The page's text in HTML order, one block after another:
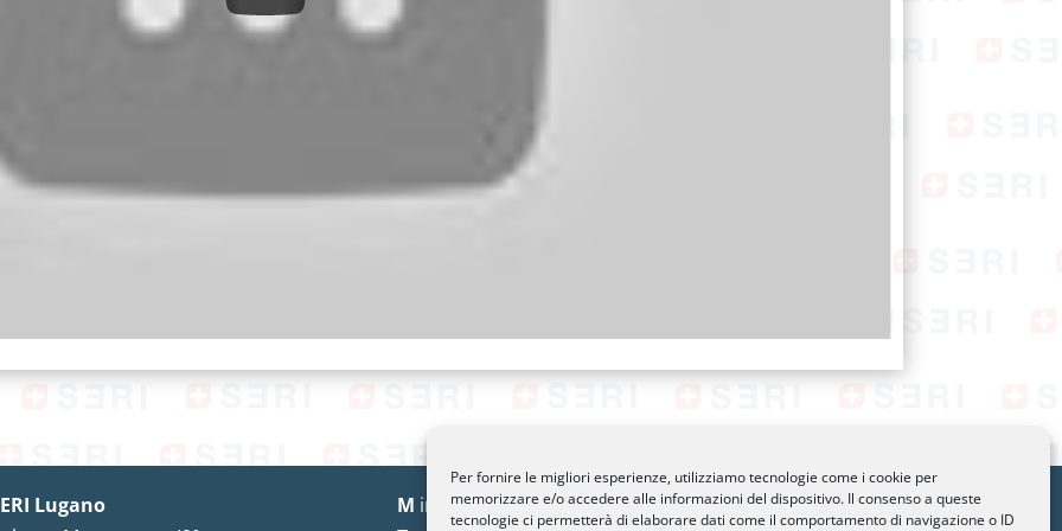
Per fornire le migliori esperienze, utilizziamo tecnologie come i cookie per
memorizzare e/o accedere alle informazioni del dispositivo. Il consenso a queste
tecnologie ci permetterà di elaborare dati come il comportamento di navigazione o ID
Lugano
M info@seri-lugano.ch